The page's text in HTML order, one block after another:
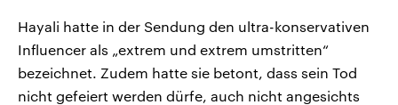
Hayali hatte in der Sendung den ultra-konservativen
Influencer als „extrem und extrem umstritten“
bezeichnet. Zudem hatte sie betont, dass sein Tod
nicht gefeiert werden dürfe, auch nicht angesichts